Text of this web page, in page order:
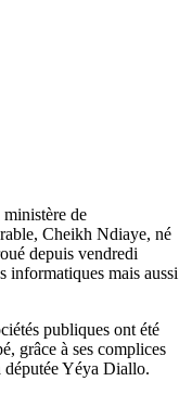
de
Cheikh Ndiaye, né
depuis vendredi
informatiques mais aussi
publiques ont été
grâce à ses complices
députée Yéya Diallo.